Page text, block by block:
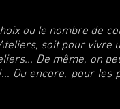
ou le nombre de
soit pour vivre
De même, on
Ou encore, pour les